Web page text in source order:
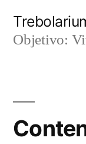
Objetivo: